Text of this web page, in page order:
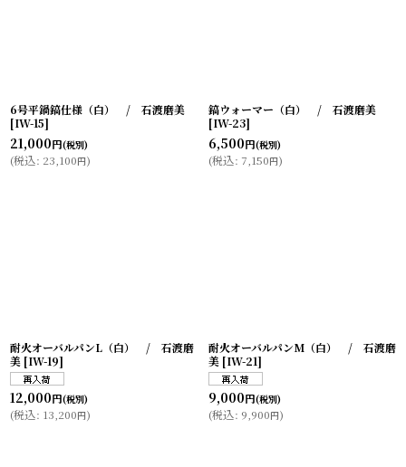
6号平鍋鎬仕様（白） / 石渡磨美
[IW-15]
21,000円(税別)
(税込: 23,100円)
鎬ウォーマー（白） / 石渡磨美
[IW-23]
6,500円(税別)
(税込: 7,150円)
耐火オーバルパンL（白） / 石渡磨
美 [IW-19]
12,000円(税別)
(税込: 13,200円)
耐火オーバルパンM（白） / 石渡磨
美 [IW-21]
9,000円(税別)
(税込: 9,900円)